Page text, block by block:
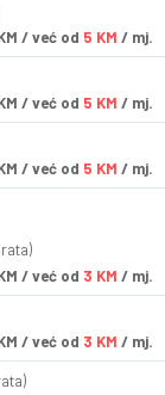
/ već od 5 KM / mj.
/ već od 5 KM / mj.
/ već od 5 KM / mj.
/ već od 3 KM / mj.
/ već od 3 KM / mj.